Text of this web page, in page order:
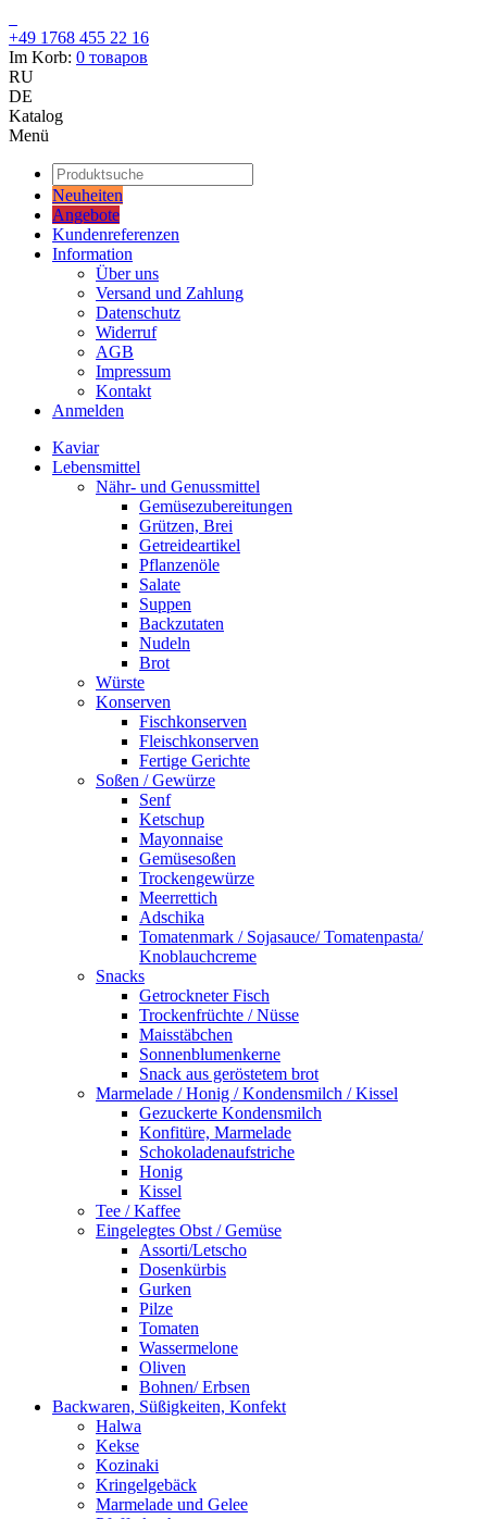
+49 1768 455 22 16
Im Korb: 0 товаров
RU
DE
Katalog
Menü
Neuheiten
Angebote
Kundenreferenzen
Information
Über uns
Versand und Zahlung
Datenschutz
Widerruf
AGB
Impressum
Kontakt
Anmelden
Kaviar
Lebensmittel
Nähr- und Genussmittel
Gemüsezubereitungen
Grützen, Brei
Getreideartikel
Pflanzenöle
Salate
Suppen
Backzutaten
Nudeln
Brot
Würste
Konserven
Fischkonserven
Fleischkonserven
Fertige Gerichte
Soßen / Gewürze
Senf
Ketschup
Mayonnaise
Gemüsesoßen
Trockengewürze
Meerrettich
Adschika
Tomatenmark / Sojasauce/ Tomatenpasta/
Knoblauchcreme
Snacks
Getrockneter Fisch
Trockenfrüchte / Nüsse
Maisstäbchen
Sonnenblumenkerne
Snack aus geröstetem brot
Marmelade / Honig / Kondensmilch / Kissel
Gezuckerte Kondensmilch
Konfitüre, Marmelade
Schokoladenaufstriche
Honig
Kissel
Tee / Kaffee
Eingelegtes Obst / Gemüse
Assorti/Letscho
Dosenkürbis
Gurken
Pilze
Tomaten
Wassermelone
Oliven
Bohnen/ Erbsen
Backwaren, Süßigkeiten, Konfekt
Halwa
Kekse
Kozinaki
Kringelgebäck
Marmelade und Gelee